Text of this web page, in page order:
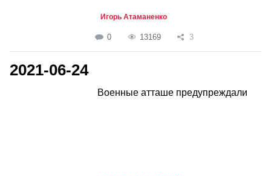
Игорь Атаманенко
0 13169 3
2021-06-24
Военные атташе предупреждали